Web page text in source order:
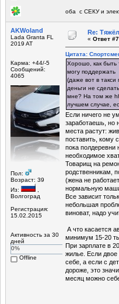
оба с СЕКУ и
AKWoland
Lada Granta FL
2019 AT
Карма: +44/-5
Сообщений:
4065
Пол:
Возраст: 39
Из:
Волгоград
Регистрация:
15.02.2015
Активность за 30
дней
0%
Offline
Re:
« Ответ
Цитата:
Хорошо, как быть
могу поддержать
(даже вот в
деньги не
мне? На том же
лучшем случае,
Если ничего не
заработаешь, но
места растут:
поставить, кому
пока полдеревни
необходимое
Товарищ на
родственникам,
(жена не
нормальную
Все зависит
небольшая
виноват, надо
А что касается
минимум 15-20
При зарплате в
жилье. Если двое
себе, а если с
дороже, это
месяц можно